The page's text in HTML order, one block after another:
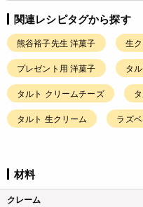
関連レシピタグから探す
熊谷裕子先生 洋菓子 生
プレゼント用 洋菓子 タ
タルト クリームチーズ
タルト 生クリーム ラズ
材料
クレーム